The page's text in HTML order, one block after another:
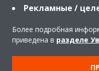
Рекламные /
Более подробная
приведена в разделе